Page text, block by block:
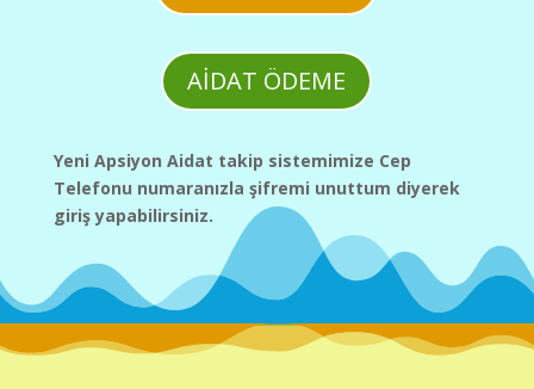
AİDAT ÖDEME
Yeni Apsiyon Aidat takip sistemimize Cep
Telefonu numaranızla şifremi unuttum diyerek
giriş yapabilirsiniz.